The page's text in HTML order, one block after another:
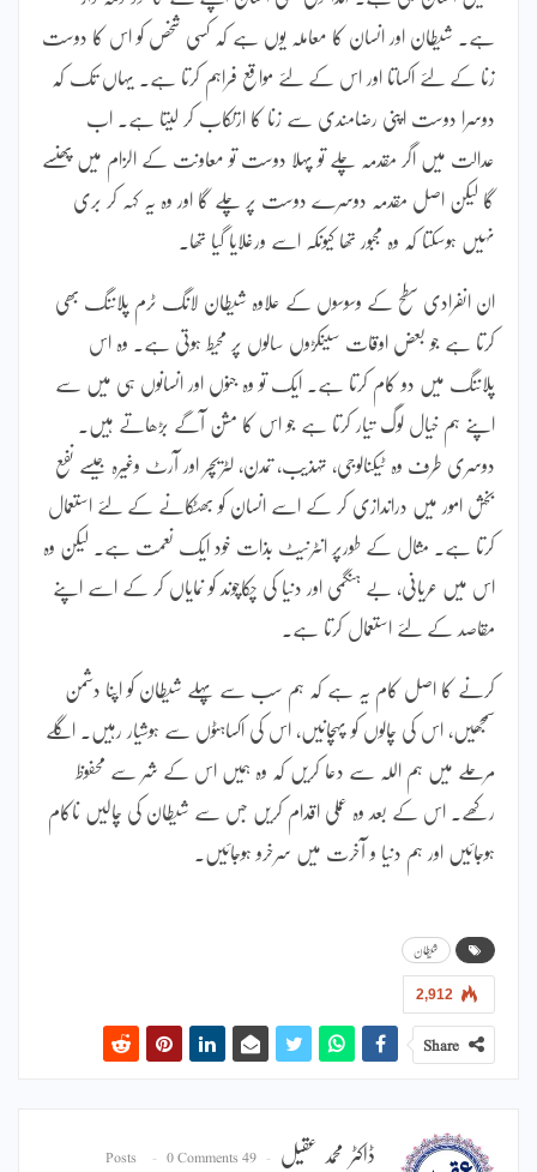
ہے۔ شیطان اور انسان کا معاملہ یوں ہے کہ کسی شخص کو اس کا دوست
زنا کے لئے اکساتا اور اس کے لئے مواقع فراہم کرتا ہے۔ یہاں تک کہ
دوسرا دوست اپنی رضامندی سے زنا کا ارتکاب کر لیتا ہے۔ اب
عدالت میں اگر مقدمہ چلے تو پہلا دوست تو معاونت کے الزام میں پھنسے
گا لیکن اصل مقدمہ دوسرے دوست پر چلے گا اور وہ یہ کہہ کر بری
نہیں ہوسکتا کہ وہ مجبور تھا کیونکہ اسے ورغلایا گیا تھا۔
ان انفرادی سطح کے وسوسوں کے علاوہ شیطان لانگ ٹرم پلاننگ بھی
کرتا ہے جو بعض اوقات سینکڑوں سالوں پر محیط ہوتی ہے۔ وہ اس
پلاننگ میں دو کام کرتا ہے۔ ایک تو وہ جنوں اور انسانوں ہی میں سے
اپنے ہم خیال لوگ تیار کرتا ہے جو اس کا مشن آگے بڑھاتے ہیں۔
دوسری طرف وہ ٹیکنالوجی، تہذیب، تمدن، لٹریچر اور آرٹ وغیرہ جیسے نفع
بخش امور میں دراندازی کر کے اسے انسان کو بھٹکانے کے لئے استعمال
کرتا ہے۔ مثال کے طورپر انٹرنیٹ بذات خود ایک نعمت ہے۔ لیکن وہ
اس میں عریانی، بے ہنگمی اور دنیا کی چکاچوند کو نمایاں کر کے اسے اپنے
مقاصد کے لئے استعمال کرتا ہے۔
کرنے کا اصل کام یہ ہے کہ ہم سب سے پہلے شیطان کو اپنا دشمن
سمجھیں، اس کی چالوں کو پہچانیں، اس کی اکساہٹوں سے ہوشیار رہیں۔ اگلے
مرحلے میں ہم اللہ سے دعا کریں کہ وہ ہمیں اس کے شر سے محفوظ
رکھے۔ اس کے بعد وہ عملی اقدام کریں جس سے شیطان کی چالیں ناکام
ہوجائیں اور ہم دنیا و آخرت میں سرخرو ہوجائیں۔
شیطان
2,912
Share
ڈاکٹر محمد عقیل 49 Posts
0 Comments